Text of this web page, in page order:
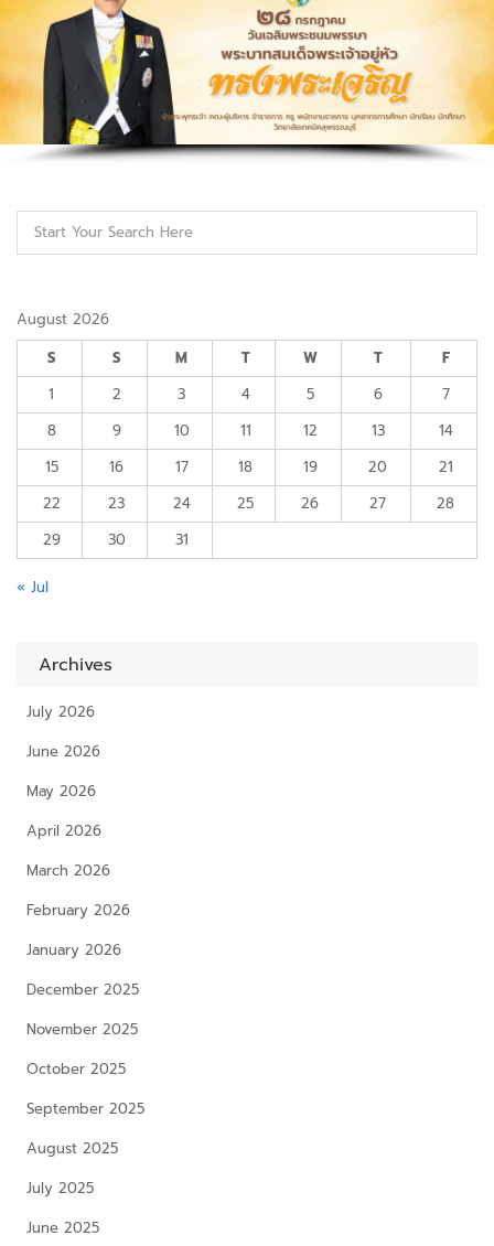
August 2026
S
S M T W T
F
1
2 3 4 5 6
7
8
9 10 11 12 13
14
15
16 17 18 19 20
21
22
23 24 25 26 27
28
29
30 31
« Jul
Archives
July 2026
June 2026
May 2026
April 2026
March 2026
February 2026
January 2026
December 2025
November 2025
October 2025
September 2025
August 2025
July 2025
June 2025